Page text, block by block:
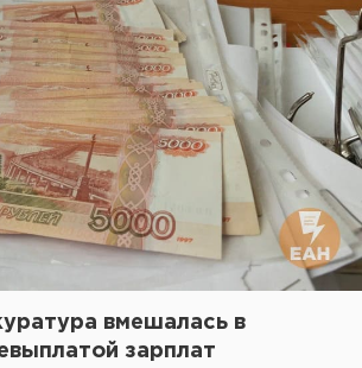
вмешалась в
зарплат